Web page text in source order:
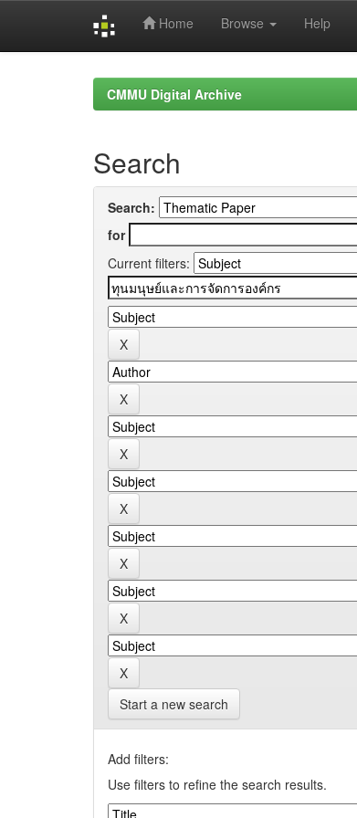
Home Browse Help
CMMU Digital Archive
Search
Search:
for
Current filters:
Start a new search
Add filters:
Use filters to refine the search results.